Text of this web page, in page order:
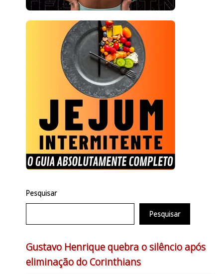
Pesquisar
Pesquisar
Gustavo Henrique quebra o silêncio após
eliminação do Corinthians